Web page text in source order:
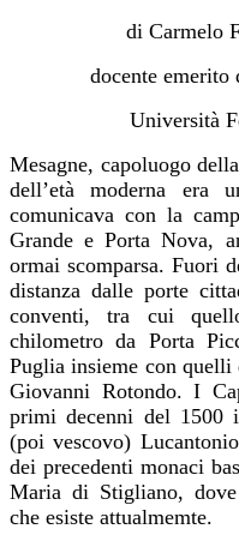
di Carmelo
docente emerito
Università
Mesagne, capoluogo
dell’età moderna era
comunicava con la
Grande e Porta Nova,
ormai scomparsa. Fuori
distanza dalle porte
conventi, tra cui
chilometro da Porta
Puglia insieme con quelli
Giovanni Rotondo. I
primi decenni del 1500
(poi vescovo)
dei precedenti monaci
Maria di Stigliano,
che esiste attualmemte.